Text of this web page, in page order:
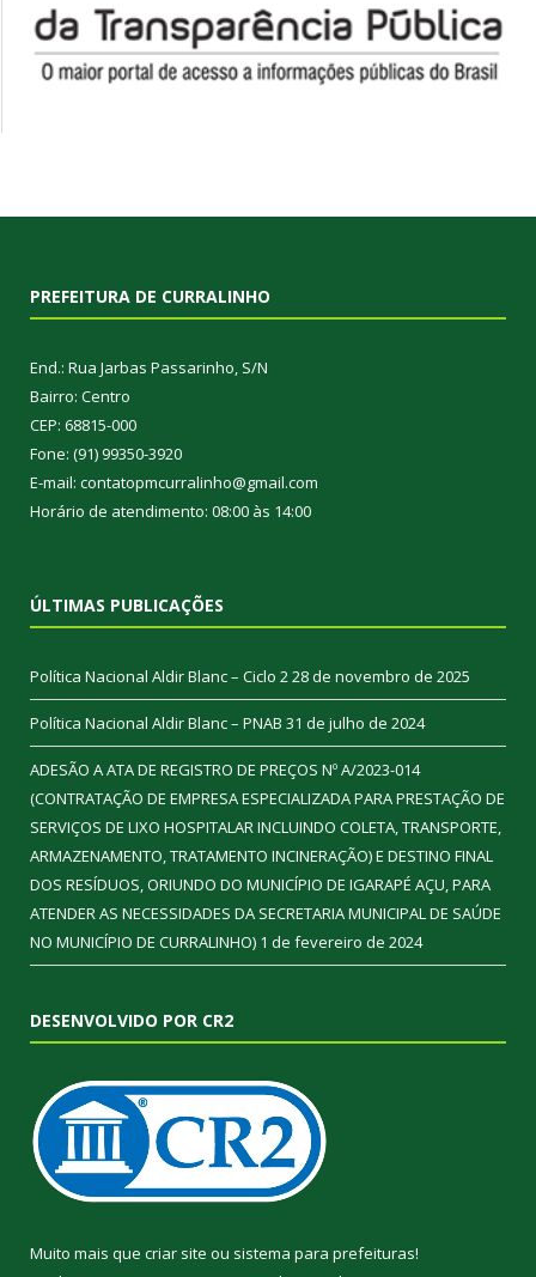
PREFEITURA DE CURRALINHO
End.: Rua Jarbas Passarinho, S/N
Bairro: Centro
CEP: 68815-000
Fone: (91) 99350-3920
E-mail: contatopmcurralinho@gmail.com
Horário de atendimento: 08:00 às 14:00
ÚLTIMAS PUBLICAÇÕES
Política Nacional Aldir Blanc – Ciclo 228 de novembro de 2025
Política Nacional Aldir Blanc – PNAB 31 de julho de 2024
ADESÃO A ATA DE REGISTRO DE PREÇOS Nº A/2023-014
(CONTRATAÇÃO DE EMPRESA ESPECIALIZADA PARA PRESTAÇÃO DE
SERVIÇOS DE LIXO HOSPITALAR INCLUINDO COLETA, TRANSPORTE,
ARMAZENAMENTO, TRATAMENTO INCINERAÇÃO) E DESTINO FINAL
DOS RESÍDUOS, ORIUNDO DO MUNICÍPIO DE IGARAPÉ AÇU, PARA
ATENDER AS NECESSIDADES DA SECRETARIA MUNICIPAL DE SAÚDE
NO MUNICÍPIO DE CURRALINHO) 1 de fevereiro de 2024
DESENVOLVIDO POR CR2
Muito mais que criar site ou sistema para prefeituras!